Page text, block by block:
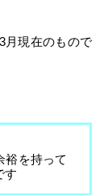
月現在のもので
裕を持って
す